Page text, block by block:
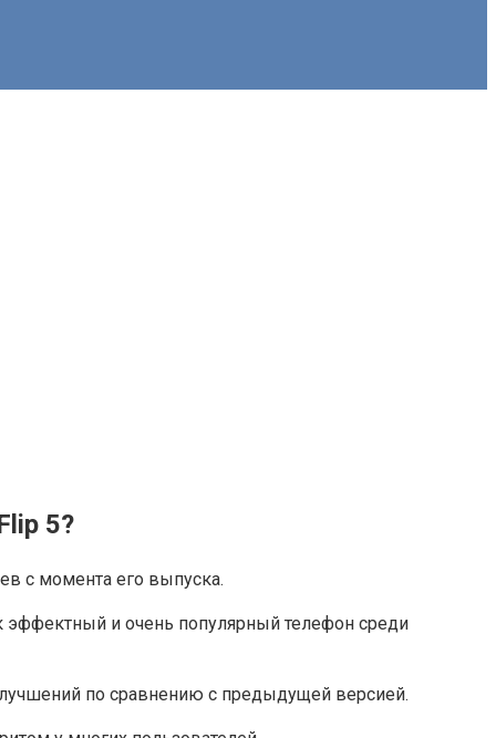
5͏?
с момента его выпуска.
эффектный и очень популярный телефон среди
по сравнению с предыдущей версией.